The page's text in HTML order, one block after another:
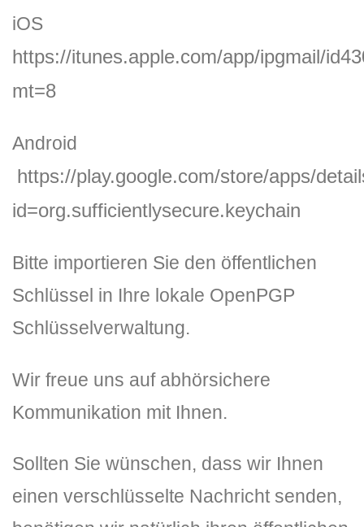
iOS
https://itunes.apple.com/app/ipgmail/
mt=8
Android
https://play.google.com/store/apps/
id=org.sufficientlysecure.keychain
Bitte importieren Sie den öffentlichen
Schlüssel in Ihre lokale OpenPGP
Schlüsselverwaltung.
Wir freue uns auf abhörsichere
Kommunikation mit Ihnen.
Sollten Sie wünschen, dass wir Ihnen
einen verschlüsselte Nachricht senden,